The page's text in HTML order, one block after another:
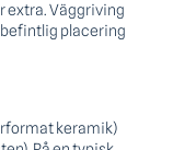
extra. Väggriving
befintlig placering
keramik)